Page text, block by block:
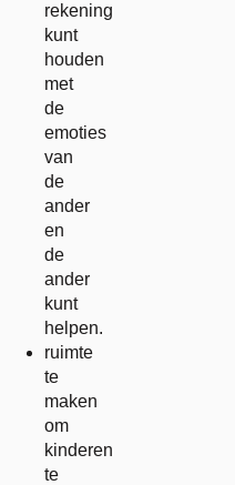
rekening
kunt
houden
met
de
emoties
van
de
ander
en
de
ander
kunt
helpen.
ruimte
te
maken
om
kinderen
te